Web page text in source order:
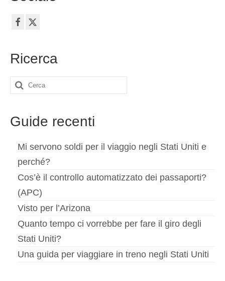
Ricerca
Cerca:
Guide recenti
Mi servono soldi per il viaggio negli Stati Uniti e
perché?
Cos’è il controllo automatizzato dei passaporti?
(APC)
Visto per l’Arizona
Quanto tempo ci vorrebbe per fare il giro degli
Stati Uniti?
Una guida per viaggiare in treno negli Stati Uniti